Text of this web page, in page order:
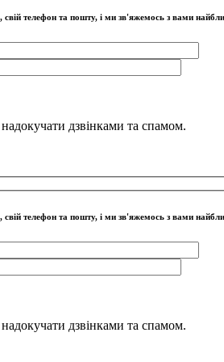
свій телефон та пошту, і ми зв'яжемось з вами
дзвінками та спамом.
свій телефон та пошту, і ми зв'яжемось з вами
дзвінками та спамом.